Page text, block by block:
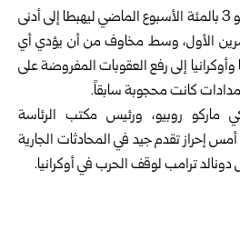
وتراجع الخامان القياسيان بنحو 3 بالمئة الأسبوع الماضي ليهبطا إلى أدنى
منذ الـ21 من تشرين الأول، وسط مخاوف من أن يؤدي أي
إلى رفع العقوبات المفروضة على
كانت محجوبة سابقاً.
ماركو روبيو، ورئيس مكتب الرئاسة
أمس إحراز تقدم جيد في المحادثات الجارية
ترامب لوقف الحرب في أوكرانيا.